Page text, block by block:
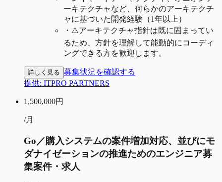
ーキテクチャなど、何らかのアーキテクチ
ャに基づいた開発経験（1年以上）
・ ⚠️アーキテクチャ指針は既に固まってい
るため、方針を理解して能動的にコーディ
ングできる方を歓迎します。
詳しく見る 募集状況を確認する
提供: ITPRO PARTNERS
1,500,000円
/月
Go／購入システムの案件増加対応、並びにモ
ダナイゼーションの推進ためのエンジニア募
集案件・求人